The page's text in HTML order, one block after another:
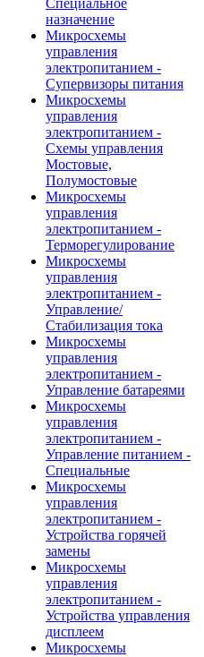
Специальное
назначение
Микросхемы
управления
электропитанием -
Супервизоры питания
Микросхемы
управления
электропитанием -
Схемы управления
Мостовые,
Полумостовые
Микросхемы
управления
электропитанием -
Терморегулирование
Микросхемы
управления
электропитанием -
Управление/
Стабилизация тока
Микросхемы
управления
электропитанием -
Управление батареями
Микросхемы
управления
электропитанием -
Управление питанием -
Специальные
Микросхемы
управления
электропитанием -
Устройства горячей
замены
Микросхемы
управления
электропитанием -
Устройства управления
дисплеем
Микросхемы